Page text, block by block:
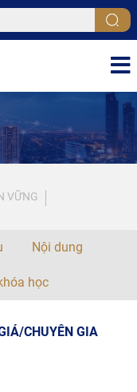
VỮNG
Nội dung
học
CHUYÊN GIA